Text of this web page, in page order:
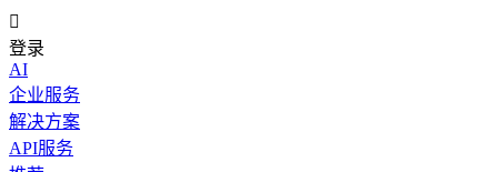

登录
AI
企业服务
解决方案
API服务